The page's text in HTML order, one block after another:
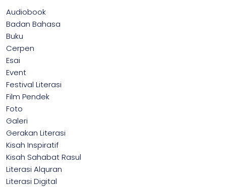
Audiobook
Badan Bahasa
Buku
Cerpen
Esai
Event
Festival Literasi
Film Pendek
Foto
Galeri
Gerakan Literasi
Kisah Inspiratif
Kisah Sahabat Rasul
Literasi Alquran
Literasi Digital